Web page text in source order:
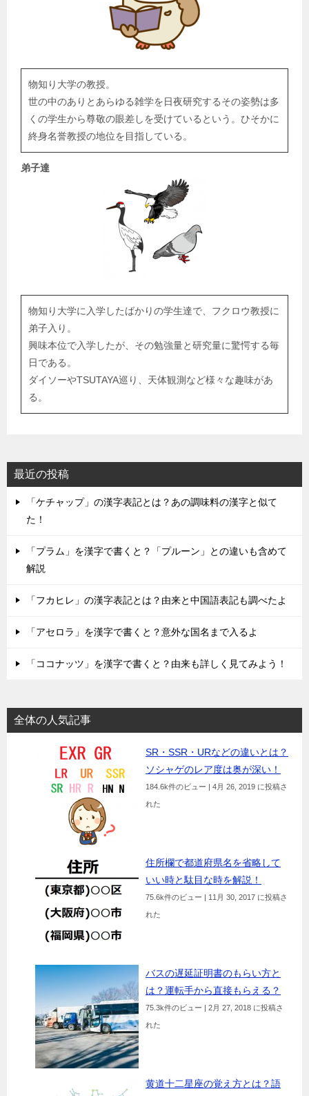
物知り大学の教授。
世の中のありとあらゆる雑学を日夜研究するその姿勢は多
くの学生から尊敬の眼差しを受けているという。ひそかに
終身名誉教授の地位を目指している。
弟子達
物知り大学に入学したばかりの学生達で、フクロウ教授に
弟子入り。
興味本位で入学したが、その勉強量と研究量に驚愕する毎
日である。
ダイソーやTSUTAYA巡り、天体観測など様々な趣味があ
る。
最近の投稿
「ケチャップ」の漢字表記とは？あの調味料の漢字と似て
た！
「プラム」を漢字で書くと？「プルーン」との違いも含めて
解説
「フカヒレ」の漢字表記とは？由来と中国語表記も調べたよ
「アセロラ」を漢字で書くと？意外な国名まで入るよ
「ココナッツ」を漢字で書くと？由来も詳しく見てみよう！
全体の人気記事
SR・SSR・URなどの違いとは？
ソシャゲのレア度は奥が深い！
184.6k件のビュー | 4月 26, 2019 に投稿さ
れた
住所欄で都道府県名を省略して
いい時と駄目な時を解説！
75.6k件のビュー | 11月 30, 2017 に投稿さ
れた
バスの遅延証明書のもらい方と
は？運転手から直接もらえる？
75.3k件のビュー | 2月 27, 2018 に投稿さ
れた
黄道十二星座の覚え方とは？語